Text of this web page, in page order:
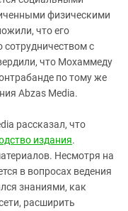
физическими
что его
с
что Мохаммеду
по тому же
Abzas Media.
рассказал, что
издания.
Несмотря на
в вопросах ведения
знаниями, как
расширить